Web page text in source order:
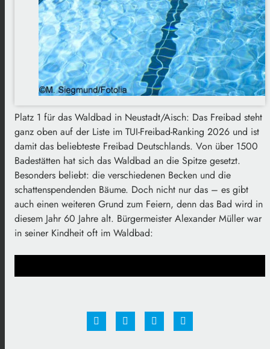
Platz 1 für das Waldbad in Neustadt/Aisch: Das Freibad steht
ganz oben auf der Liste im TUI-Freibad-Ranking 2026 und ist
damit das beliebteste Freibad Deutschlands. Von über 1500
Badestätten hat sich das Waldbad an die Spitze gesetzt.
Besonders beliebt: die verschiedenen Becken und die
schattenspendenden Bäume. Doch nicht nur das – es gibt
auch einen weiteren Grund zum Feiern, denn das Bad wird in
diesem Jahr 60 Jahre alt. Bürgermeister Alexander Müller war
in seiner Kindheit oft im Waldbad: